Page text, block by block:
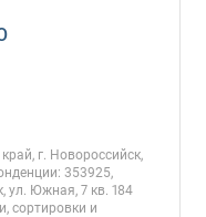
г. Новороссийск,
353925,
ул. Южная, 7 кв. 184
сортировки и